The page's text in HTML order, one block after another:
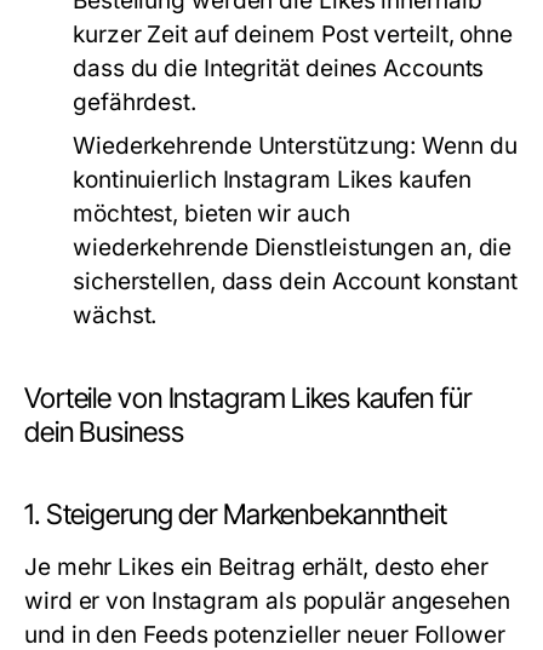
kurzer Zeit auf deinem Post verteilt, ohne
dass du die Integrität deines Accounts
gefährdest.
Wiederkehrende Unterstützung: Wenn du
kontinuierlich Instagram Likes kaufen
möchtest, bieten wir auch
wiederkehrende Dienstleistungen an, die
sicherstellen, dass dein Account konstant
wächst.
Vorteile von Instagram Likes kaufen für
dein Business
1. Steigerung der Markenbekanntheit
Je mehr Likes ein Beitrag erhält, desto eher
wird er von Instagram als populär angesehen
und in den Feeds potenzieller neuer Follower